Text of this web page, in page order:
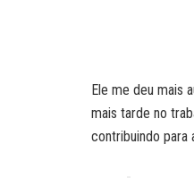
Ele me deu mais
mais tarde no
contribuindo para